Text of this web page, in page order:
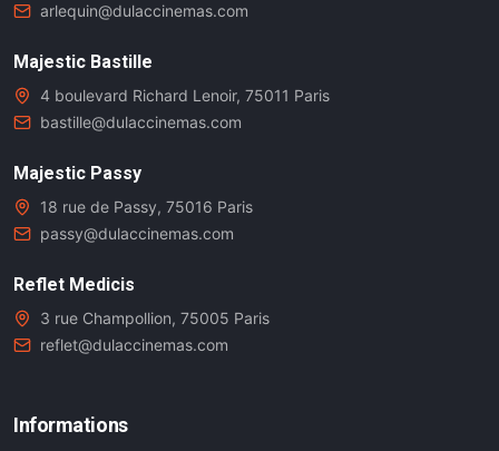
arlequin@dulaccinemas.com
Majestic Bastille
4 boulevard Richard Lenoir, 75011 Paris
bastille@dulaccinemas.com
Majestic Passy
18 rue de Passy, 75016 Paris
passy@dulaccinemas.com
Reflet Medicis
3 rue Champollion, 75005 Paris
reflet@dulaccinemas.com
Informations